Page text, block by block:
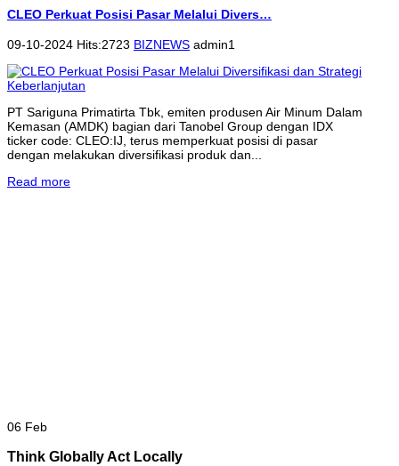
CLEO Perkuat Posisi Pasar Melalui Divers…
09-10-2024 Hits:2723 BIZNEWS admin1
PT Sariguna Primatirta Tbk, emiten produsen Air Minum Dalam
Kemasan (AMDK) bagian dari Tanobel Group dengan IDX
ticker code: CLEO:IJ, terus memperkuat posisi di pasar
dengan melakukan diversifikasi produk dan...
Read more
06 Feb
Think Globally Act Locally